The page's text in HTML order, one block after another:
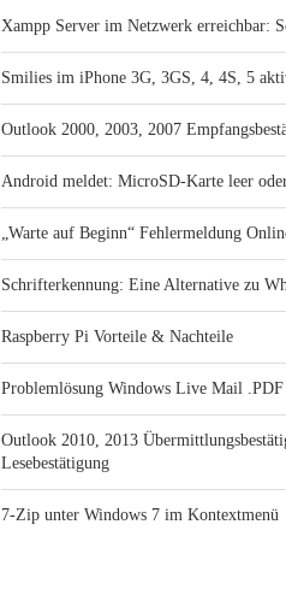
Xampp Server im Netzwerk erreichbar:
Smilies im iPhone 3G, 3GS, 4, 4S, 5
Outlook 2000, 2003, 2007
Android meldet: MicroSD-Karte leer
„Warte auf Beginn“ Fehlermeldung
Schrifterkennung: Eine Alternative zu
Raspberry Pi Vorteile & Nachteile
Problemlösung Windows Live Mail .PDF
Outlook 2010, 2013
Lesebestätigung
7-Zip unter Windows 7 im Kontextmenü